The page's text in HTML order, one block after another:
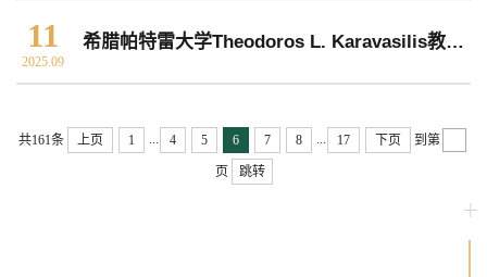
11
2025.09
希腊帕特雷大学Theodoros L. Karavasilis教授学术讲座通知
共161条 上页 1 ... 4 5 6 7 8 ... 17 下页 到第
页 跳转